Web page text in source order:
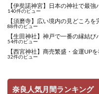
【伊奘諾神宮】日本の神社で最
140件のビュー
【須磨寺】広い境内の見どころ
88件のビュー
【生田神社】神戸で一番の縁結
54件のビュー
【西宮神社】商売繁盛・金運UP
32件のビュー
奈良人気月間ランキング